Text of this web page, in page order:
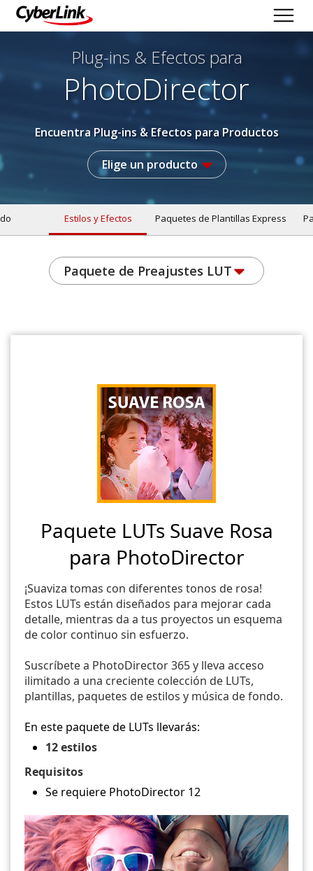
Plug-ins & Efectos para
PhotoDirector
Encuentra Plug-ins & Efectos para Productos
Elige un producto
Estilos y Efectos Paquetes de Plantillas Express
Paquete de Preajustes LUT
Paquete LUTs Suave Rosa
para PhotoDirector
¡Suaviza tomas con diferentes tonos de rosa!
Estos LUTs están diseñados para mejorar cada
detalle, mientras da a tus proyectos un esquema
de color continuo sin esfuerzo.
Suscríbete a PhotoDirector 365 y lleva acceso
ilimitado a una creciente colección de LUTs,
plantillas, paquetes de estilos y música de fondo.
En este paquete de LUTs llevarás:
12 estilos
Requisitos
Se requiere PhotoDirector 12